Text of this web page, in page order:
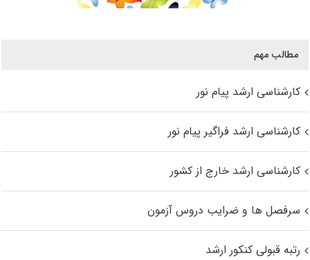
مطالب مهم
کارشناسی ارشد پیام نور
کارشناسی ارشد فراگیر پیام نور
کارشناسی ارشد خارج از کشور
سرفصل ها و ضرایب دروس آزمون
رتبه قبولی کنکور ارشد